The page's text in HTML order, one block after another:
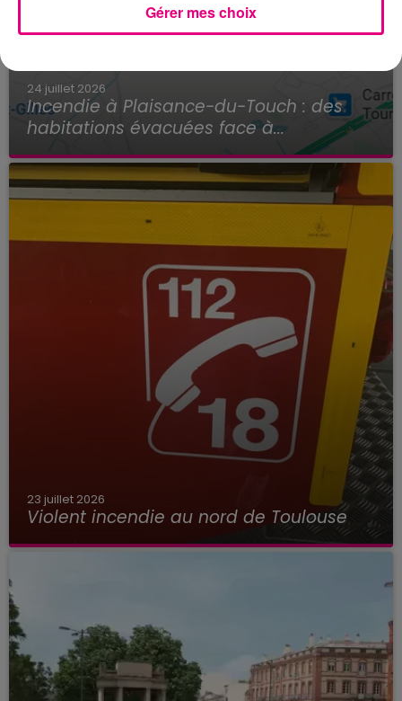
24 juillet 2026
Incendie à Plaisance-du-Touch : des
habitations évacuées face à...
23 juillet 2026
Violent incendie au nord de Toulouse
Gérer mes choix